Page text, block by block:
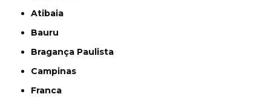
Atibaia
Bauru
Bragança Paulista
Campinas
Franca